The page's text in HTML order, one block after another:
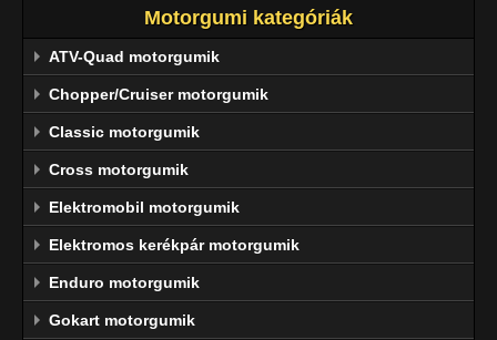
Motorgumi kategóriák
ATV-Quad motorgumik
Chopper/Cruiser motorgumik
Classic motorgumik
Cross motorgumik
Elektromobil motorgumik
Elektromos kerékpár motorgumik
Enduro motorgumik
Gokart motorgumik